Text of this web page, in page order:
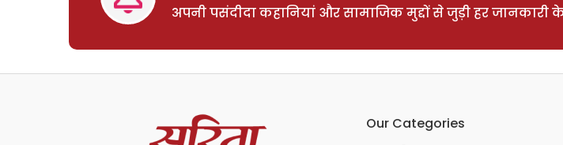
अपनी पसंदीदा कहानियां और सामाजिक मुद्दों से जुड़ी हर जानकारी
Our Categories